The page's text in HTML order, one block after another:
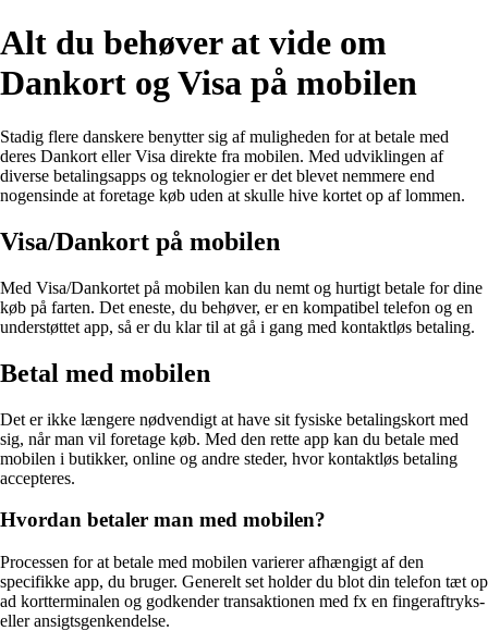
Alt du behøver at vide om
Dankort og Visa på mobilen
Stadig flere danskere benytter sig af muligheden for at betale med
deres Dankort eller Visa direkte fra mobilen. Med udviklingen af
diverse betalingsapps og teknologier er det blevet nemmere end
nogensinde at foretage køb uden at skulle hive kortet op af lommen.
Visa/Dankort på mobilen
Med Visa/Dankortet på mobilen kan du nemt og hurtigt betale for dine
køb på farten. Det eneste, du behøver, er en kompatibel telefon og en
understøttet app, så er du klar til at gå i gang med kontaktløs betaling.
Betal med mobilen
Det er ikke længere nødvendigt at have sit fysiske betalingskort med
sig, når man vil foretage køb. Med den rette app kan du betale med
mobilen i butikker, online og andre steder, hvor kontaktløs betaling
accepteres.
Hvordan betaler man med mobilen?
Processen for at betale med mobilen varierer afhængigt af den
specifikke app, du bruger. Generelt set holder du blot din telefon tæt op
ad kortterminalen og godkender transaktionen med fx en fingeraftryks-
eller ansigtsgenkendelse.